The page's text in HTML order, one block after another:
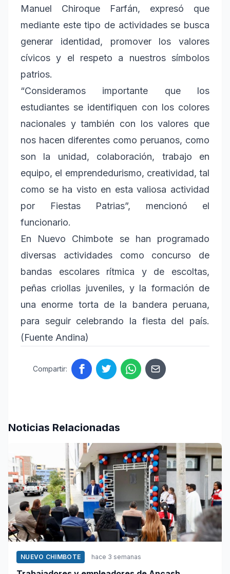
Manuel Chiroque Farfán, expresó que
mediante este tipo de actividades se busca
generar identidad, promover los valores
cívicos y el respeto a nuestros símbolos
patrios.
“Consideramos importante que los
estudiantes se identifiquen con los colores
nacionales y también con los valores que
nos hacen diferentes como peruanos, como
son la unidad, colaboración, trabajo en
equipo, el emprendedurismo, creatividad, tal
como se ha visto en esta valiosa actividad
por Fiestas Patrias”, mencionó el
funcionario.
En Nuevo Chimbote se han programado
diversas actividades como concurso de
bandas escolares rítmica y de escoltas,
peñas criollas juveniles, y la formación de
una enorme torta de la bandera peruana,
para seguir celebrando la fiesta del país.
(Fuente Andina)
Compartir:
Noticias Relacionadas
NUEVO CHIMBOTE hace 3 semanas